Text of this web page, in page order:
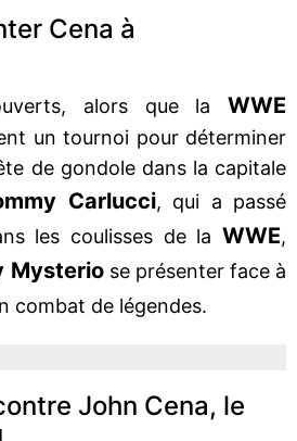
Cena à
alors que la WWE
un tournoi pour déterminer
de gondole dans la capitale
Carlucci, qui a passé
les coulisses de la WWE,
Mysteriose présenter face à
combat de légendes.
John Cena, le